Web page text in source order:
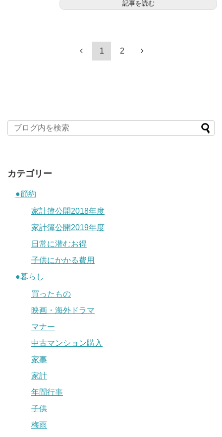
記事を読む
1 2
カテゴリー
●節約
家計簿公開2018年度
家計簿公開2019年度
日常に潜むお得
子供にかかる費用
●暮らし
買ったもの
映画・海外ドラマ
マナー
中古マンション購入
家事
家計
年間行事
子供
梅雨